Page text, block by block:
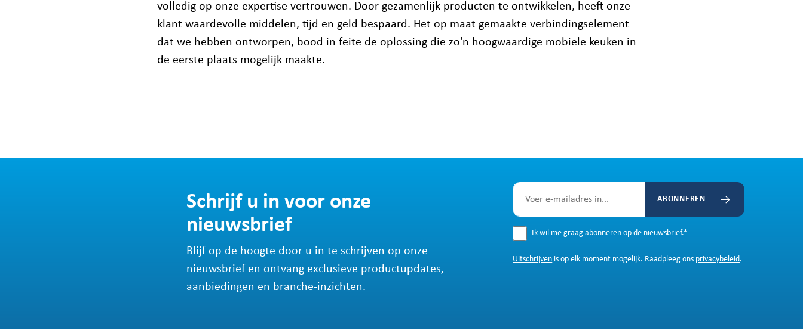
volledig op onze expertise vertrouwen. Door gezamenlijk producten te ontwikkelen, heeft onze
klant waardevolle middelen, tijd en geld bespaard. Het op maat gemaakte verbindingselement
dat we hebben ontworpen, bood in feite de oplossing die zo'n hoogwaardige mobiele keuken in
de eerste plaats mogelijk maakte.
Schrijf u in voor onze
nieuwsbrief
Blijf op de hoogte door u in te schrijven op onze
nieuwsbrief en ontvang exclusieve productupdates,
aanbiedingen en branche-inzichten.
ABONNEREN
Ik wil me graag abonneren op de nieuwsbrief.*
Uitschrijven is op elk moment mogelijk. Raadpleeg ons privacybeleid.